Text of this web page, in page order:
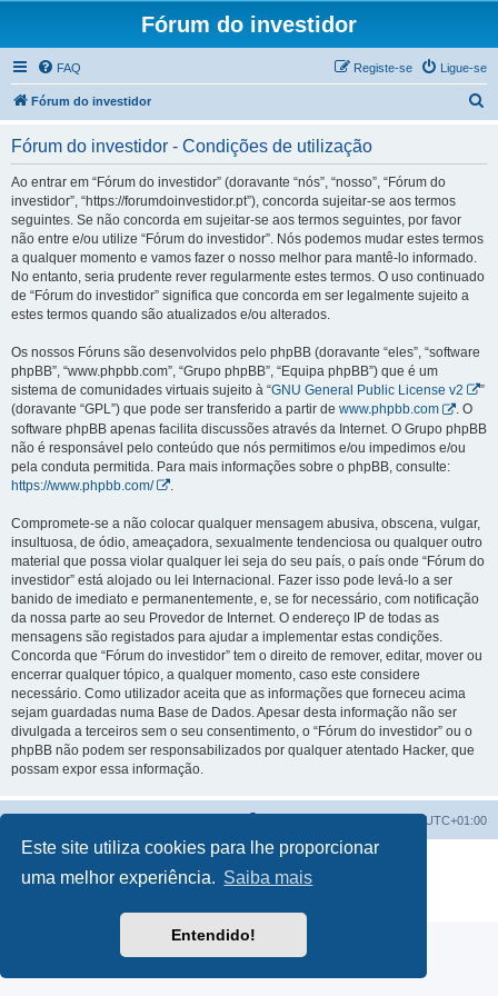
Este site utiliza cookies para lhe proporcionar
uma melhor experiência. Saiba mais
Entendido!
Fórum do investidor
FAQ Ligue-se
Registe-se
Fórum do investidor
Fórum do investidor - Condições de utilização
Ao entrar em “Fórum do investidor” (doravante “nós”, “nosso”, “Fórum do
investidor”, “https://forumdoinvestidor.pt”), concorda sujeitar-se aos termos
seguintes. Se não concorda em sujeitar-se aos termos seguintes, por favor
não entre e/ou utilize “Fórum do investidor”. Nós podemos mudar estes termos
a qualquer momento e vamos fazer o nosso melhor para mantê-lo informado.
No entanto, seria prudente rever regularmente estes termos. O uso continuado
de “Fórum do investidor” significa que concorda em ser legalmente sujeito a
estes termos quando são atualizados e/ou alterados.
Os nossos Fóruns são desenvolvidos pelo phpBB (doravante “eles”, “software
phpBB”, “www.phpbb.com”, “Grupo phpBB”, “Equipa phpBB”) que é um
sistema de comunidades virtuais sujeito à “GNU General Public License v2
”
(doravante “GPL”) que pode ser transferido a partir de www.phpbb.com
. O
software phpBB apenas facilita discussões através da Internet. O Grupo phpBB
não é responsável pelo conteúdo que nós permitimos e/ou impedimos e/ou
pela conduta permitida. Para mais informações sobre o phpBB, consulte:
https://www.phpbb.com/
Compromete-se a não colocar qualquer mensagem abusiva, obscena, vulgar,
insultuosa, de ódio, ameaçadora, sexualmente tendenciosa ou qualquer outro
material que possa violar qualquer lei seja do seu país, o país onde “Fórum do
investidor” está alojado ou lei Internacional. Fazer isso pode levá-lo a ser
banido de imediato e permanentemente, e, se for necessário, com notificação
da nossa parte ao seu Provedor de Internet. O endereço IP de todas as
mensagens são registados para ajudar a implementar estas condições.
Concorda que “Fórum do investidor” tem o direito de remover, editar, mover ou
encerrar qualquer tópico, a qualquer momento, caso este considere
necessário. Como utilizador aceita que as informações que forneceu acima
sejam guardadas numa Base de Dados. Apesar desta informação não ser
divulgada a terceiros sem o seu consentimento, o “Fórum do investidor” ou o
phpBB não podem ser responsabilizados por qualquer atentado Hacker, que
possam expor essa informação.
UTC+01:00
phpBB
® Forum Software © phpBB Limited
Traduzido por:
phpBB Portugal